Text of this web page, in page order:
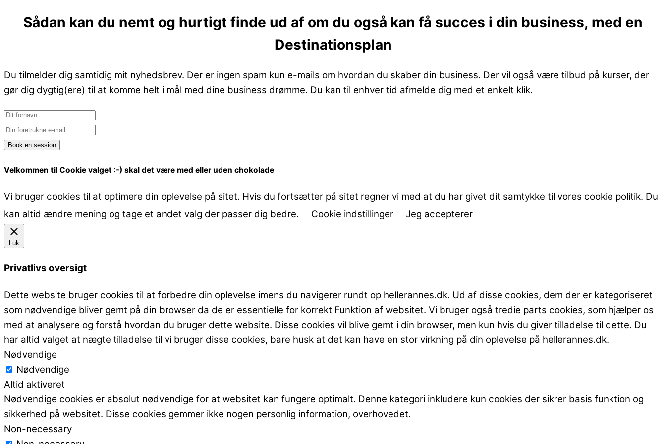
Sådan kan du nemt og hurtigt finde ud af om du også kan få succes i din business, med en
Destinationsplan
Du tilmelder dig samtidig mit nyhedsbrev. Der er ingen spam kun e-mails om hvordan du skaber din business. Der vil også være tilbud på kurser, der
gør dig dygtig(ere) til at komme helt i mål med dine business drømme. Du kan til enhver tid afmelde dig med et enkelt klik.
First
name
Email
Book en session
Velkommen til Cookie valget :-) skal det være med eller uden chokolade
Vi bruger cookies til at optimere din oplevelse på sitet. Hvis du fortsætter på sitet regner vi med at du har givet dit samtykke til vores cookie politik. Du
kan altid ændre mening og tage et andet valg der passer dig bedre.
Cookie indstillinger Jeg accepterer
Luk
Privatlivs oversigt
Dette website bruger cookies til at forbedre din oplevelse imens du navigerer rundt op hellerannes.dk. Ud af disse cookies, dem der er kategoriseret
som nødvendige bliver gemt på din browser da de er essentielle for korrekt Funktion af websitet. Vi bruger også tredie parts cookies, som hjælper os
med at analysere og forstå hvordan du bruger dette website. Disse cookies vil blive gemt i din browser, men kun hvis du giver tilladelse til dette. Du
har altid valget at nægte tilladelse til vi bruger disse cookies, bare husk at det kan have en stor virkning på din oplevelse på hellerannes.dk.
Nødvendige
Nødvendige
Altid aktiveret
Nødvendige cookies er absolut nødvendige for at websitet kan fungere optimalt. Denne kategori inkludere kun cookies der sikrer basis funktion og
sikkerhed på websitet. Disse cookies gemmer ikke nogen personlig information, overhovedet.
Non-necessary